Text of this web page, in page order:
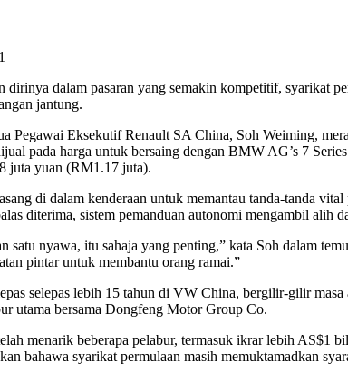
dirinya dalam pasaran yang semakin kompetitif, syarikat
jantung.
Pegawai Eksekutif Renault SA China, Soh Weiming,
pada harga untuk bersaing dengan BMW AG’s 7
juta yuan (RM1.17 juta).
di dalam kenderaan untuk memantau tanda-tanda
diterima, sistem pemanduan autonomi mengambil
satu nyawa, itu sahaja yang penting,” kata Soh dalam
pintar untuk membantu orang ramai.”
selepas lebih 15 tahun di VW China, bergilir-gilir
utama bersama Dongfeng Motor Group Co.
menarik beberapa pelabur, termasuk ikrar lebih AS$1
bahawa syarikat permulaan masih memuktamadkan